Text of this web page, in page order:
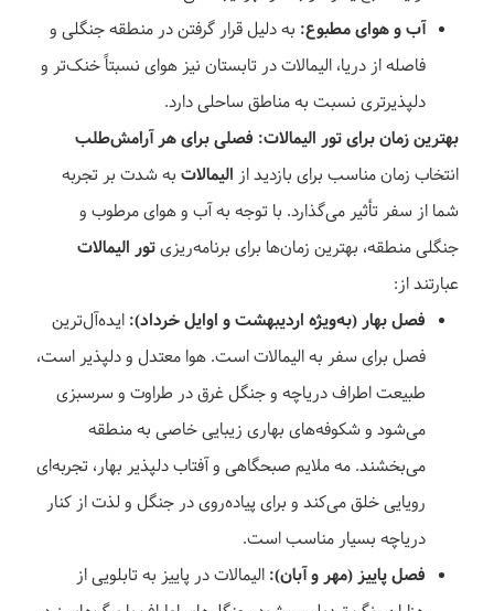
آب و هوای مطبوع: به دلیل قرار گرفتن در منطقه جنگلی و
فاصله از دریا، الیمالات در تابستان نیز هوای نسبتاً خنک‌تر و
دلپذیرتری نسبت به مناطق ساحلی دارد.
بهترین زمان برای تور الیمالات: فصلی برای هر آرامش‌طلب
انتخاب زمان مناسب برای بازدید از الیمالات به شدت بر تجربه
شما از سفر تأثیر می‌گذارد. با توجه به آب و هوای مرطوب و
جنگلی منطقه، بهترین زمان‌ها برای برنامه‌ریزیتور الیمالات
عبارتند از:
فصل بهار (به‌ویژه اردیبهشت و اوایل خرداد): ایده‌آل‌ترین
فصل برای سفر به الیمالات است. هوا معتدل و دلپذیر است،
طبیعت اطراف دریاچه و جنگل غرق در طراوت و سرسبزی
می‌شود و شکوفه‌های بهاری زیبایی خاصی به منطقه
می‌بخشند. مه ملایم صبحگاهی و آفتاب دلپذیر بهار، تجربه‌ای
رویایی خلق می‌کند و برای پیاده‌روی در جنگل و لذت از کنار
دریاچه بسیار مناسب است.
فصل پاییز (مهر و آبان): الیمالات در پاییز به تابلویی از